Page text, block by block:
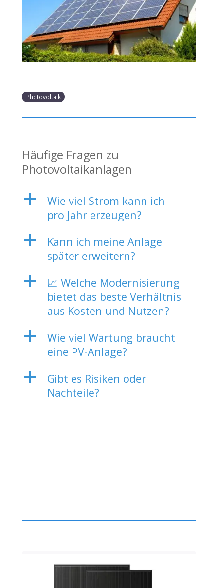
Photovoltaik
Häufige Fragen zu
Photovoltaikanlagen
a
Wie viel Strom kann ich
pro Jahr erzeugen?
a
Kann ich meine Anlage
später erweitern?
a
📈 Welche Modernisierung
bietet das beste Verhältnis
aus Kosten und Nutzen?
a
Wie viel Wartung braucht
eine PV-Anlage?
a
Gibt es Risiken oder
Nachteile?